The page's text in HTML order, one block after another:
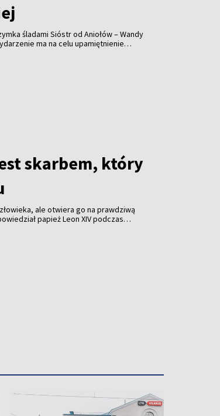
śladami Sióstr od Aniołów – Wandy
ma na celu upamiętnienie
skarbem, który
ale otwiera go na prawdziwą
papież Leon XIV podczas